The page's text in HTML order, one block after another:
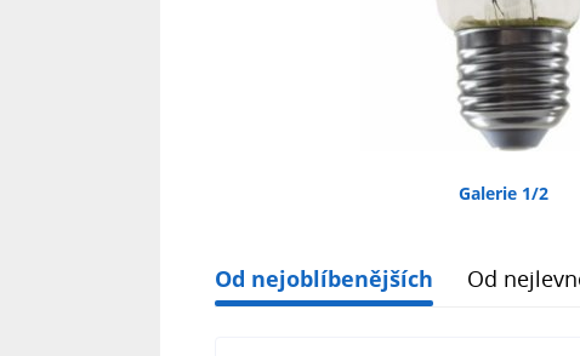
Galerie 1/2
Od nejoblíbenějších Od